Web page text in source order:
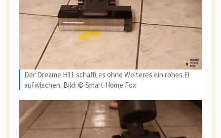
Der Dreame H11 schafft es ohne Weiteres ein rohes Ei
aufwischen. Bild: © Smart Home Fox